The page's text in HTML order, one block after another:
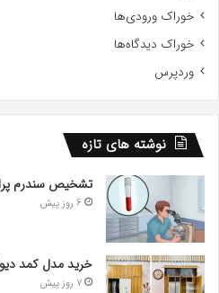
خوراک ورودی‌ها
خوراک دیدگاه‌ها
وردپرس
نوشته های تازه
تشخیص سندرم
6 روز پیش
خرید مدل کمد
7 روز پیش